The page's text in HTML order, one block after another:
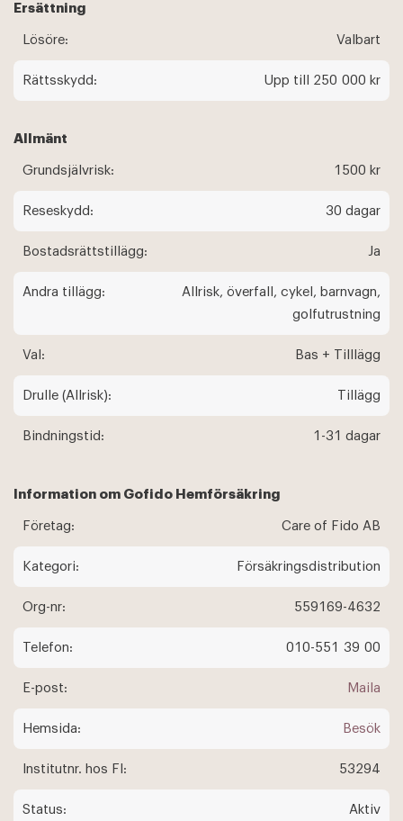
Ersättning
Lösöre: Valbart
Rättsskydd: Upp till 250 000 kr
Allmänt
Grundsjälvrisk: 1500 kr
Reseskydd: 30 dagar
Bostadsrättstillägg: Ja
Andra tillägg:
Allrisk, överfall, cykel, barnvagn,
golfutrustning
Val: Bas + Tilllägg
Drulle (Allrisk): Tillägg
Bindningstid: 1-31 dagar
Information om Gofido Hemförsäkring
Företag: Care of Fido AB
Kategori: Försäkringsdistribution
Org-nr: 559169-4632
Telefon: 010-551 39 00
E-post: Maila
Hemsida: Besök
Institutnr. hos FI: 53294
Status: Aktiv